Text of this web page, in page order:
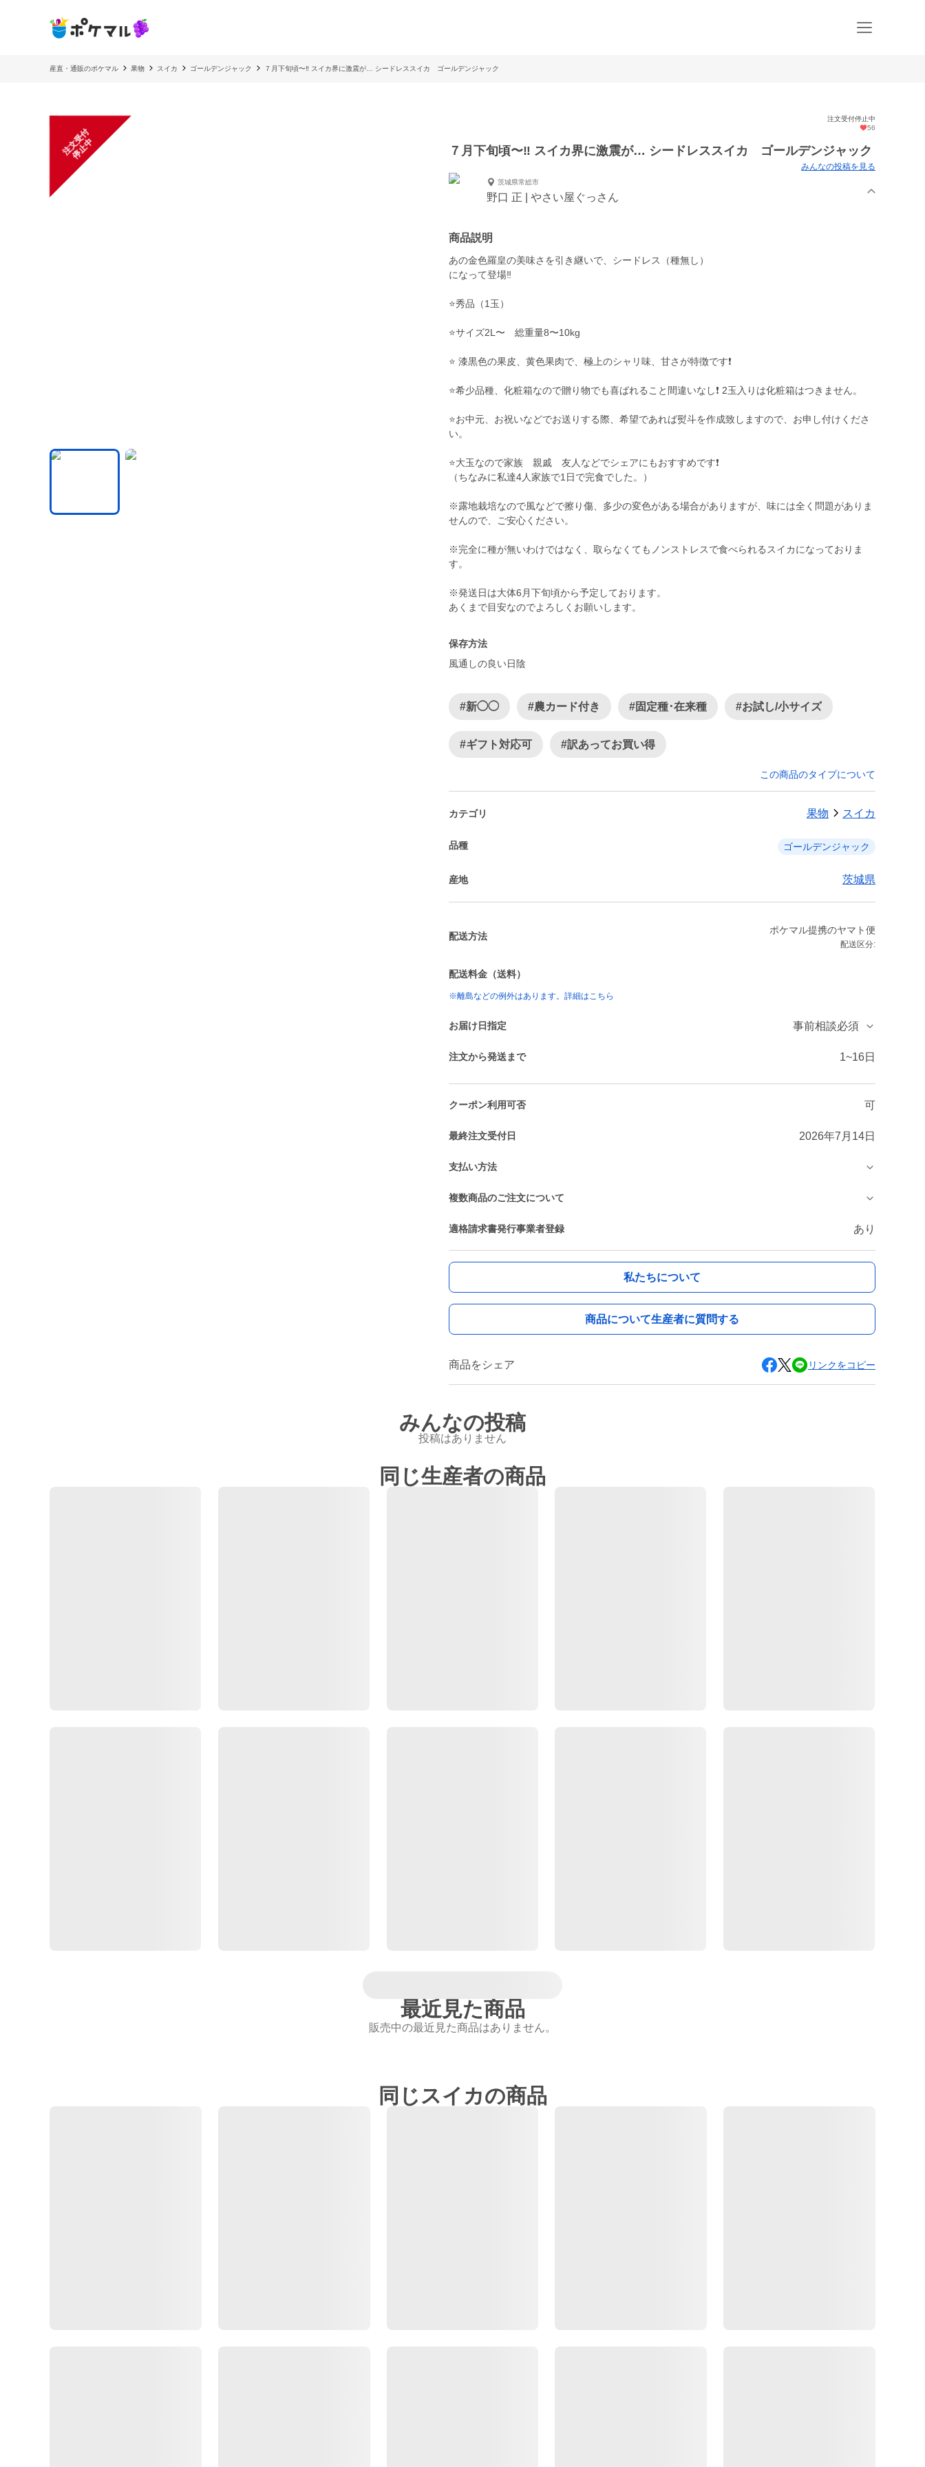
産直・通販のポケマル 果物 スイカ ゴールデンジャック ７月下旬頃〜‼️ スイカ界に激震が… シードレススイカ ゴールデンジャック
注
文
受
付
停
止
中
注文受付停止中
56
７月下旬頃〜‼️ スイカ界に激震が… シードレススイカ ゴールデンジャック
みんなの投稿を見る
茨城県常総市
野口 正 | やさい屋ぐっさん
商品説明
あの金色羅皇の美味さを引き継いで、シードレス（種無し）
になって登場‼️
⭐️秀品（1玉）
⭐️サイズ2L〜 総重量8〜10kg
⭐️ 漆黒色の果皮、黄色果肉で、極上のシャリ味、甘さが特徴です❗️
⭐️希少品種、化粧箱なので贈り物でも喜ばれること間違いなし❗️ 2玉入りは化粧箱はつきません。
⭐️お中元、お祝いなどでお送りする際、希望であれば熨斗を作成致しますので、お申し付けくださ
い。
⭐️大玉なので家族 親戚 友人などでシェアにもおすすめです❗️
（ちなみに私達4人家族で1日で完食でした。）
※露地栽培なので風などで擦り傷、多少の変色がある場合がありますが、味には全く問題がありま
せんので、ご安心ください。
※完全に種が無いわけではなく、取らなくてもノンストレスで食べられるスイカになっておりま
す。
※発送日は大体6月下旬頃から予定しております。
保存方法
風通しの良い日陰
#新◯◯ #農カード付き #固定種･在来種 #お試し/小サイズ
#ギフト対応可 #訳あってお買い得
この商品のタイプについて
カテゴリ 果物 スイカ
品種 ゴールデンジャック
産地 茨城県
配送方法
ポケマル提携のヤマト便
配送区分:
配送料金（送料）
※離島などの例外はあります。詳細はこちら
お届け日指定 事前相談必須
注文から発送まで 1~16日
クーポン利用可否 可
最終注文受付日 2026年7月14日
支払い方法
複数商品のご注文について
適格請求書発行事業者登録 あり
私たちについて
商品について生産者に質問する
商品をシェア リンクをコピー
みんなの投稿
投稿はありません
同じ生産者の商品
最近見た商品
販売中の最近見た商品はありません。
同じスイカの商品